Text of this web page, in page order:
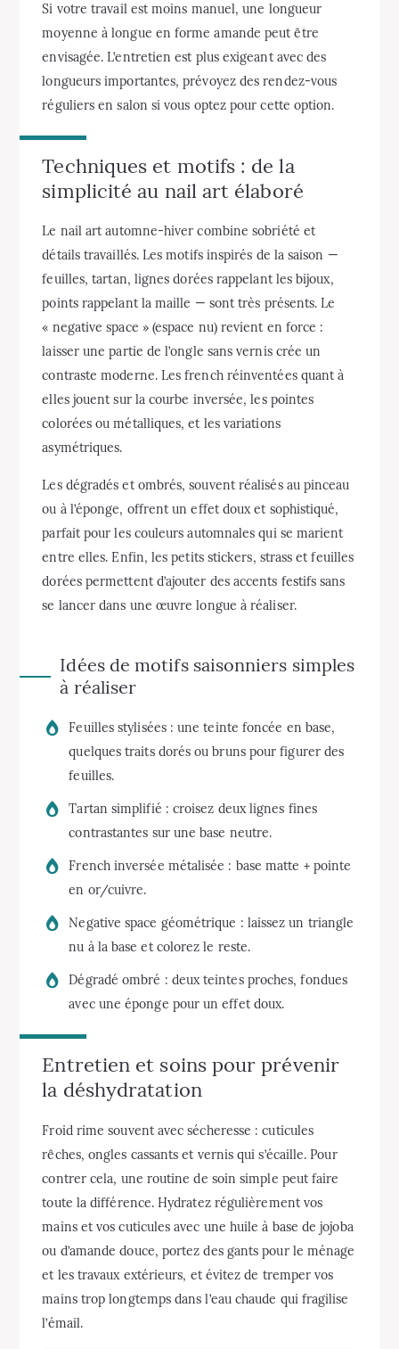
Si votre travail est moins manuel, une longueur
moyenne à longue en forme amande peut être
envisagée. L’entretien est plus exigeant avec des
longueurs importantes, prévoyez des rendez-vous
réguliers en salon si vous optez pour cette option.
Techniques et motifs : de la
simplicité au nail art élaboré
Le nail art automne-hiver combine sobriété et
détails travaillés. Les motifs inspirés de la saison —
feuilles, tartan, lignes dorées rappelant les bijoux,
points rappelant la maille — sont très présents. Le
« negative space » (espace nu) revient en force :
laisser une partie de l’ongle sans vernis crée un
contraste moderne. Les french réinventées quant à
elles jouent sur la courbe inversée, les pointes
colorées ou métalliques, et les variations
asymétriques.
Les dégradés et ombrés, souvent réalisés au pinceau
ou à l’éponge, offrent un effet doux et sophistiqué,
parfait pour les couleurs automnales qui se marient
entre elles. Enfin, les petits stickers, strass et feuilles
dorées permettent d’ajouter des accents festifs sans
se lancer dans une œuvre longue à réaliser.
Idées de motifs saisonniers simples
à réaliser
Feuilles stylisées : une teinte foncée en base,
quelques traits dorés ou bruns pour figurer des
feuilles.
Tartan simplifié : croisez deux lignes fines
contrastantes sur une base neutre.
French inversée métalisée : base matte + pointe
en or/cuivre.
Negative space géométrique : laissez un triangle
nu à la base et colorez le reste.
Dégradé ombré : deux teintes proches, fondues
avec une éponge pour un effet doux.
Entretien et soins pour prévenir
la déshydratation
Froid rime souvent avec sécheresse : cuticules
rêches, ongles cassants et vernis qui s’écaille. Pour
contrer cela, une routine de soin simple peut faire
toute la différence. Hydratez régulièrement vos
mains et vos cuticules avec une huile à base de jojoba
ou d’amande douce, portez des gants pour le ménage
et les travaux extérieurs, et évitez de tremper vos
mains trop longtemps dans l’eau chaude qui fragilise
l’émail.